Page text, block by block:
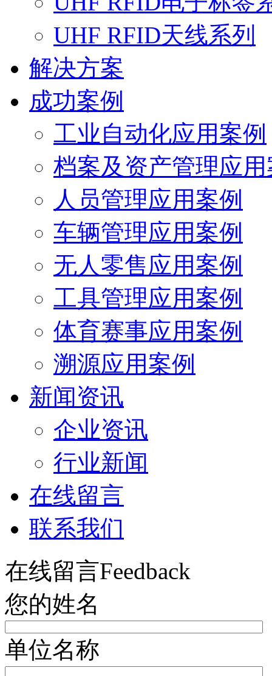
UHF RFID天线系列
解决方案
成功案例
工业自动化应用案例
档案及资产管理应
人员管理应用案例
车辆管理应用案例
无人零售应用案例
工具管理应用案例
体育赛事应用案例
溯源应用案例
新闻资讯
企业资讯
行业新闻
在线留言
联系我们
在线留言Feedback
您的姓名
单位名称